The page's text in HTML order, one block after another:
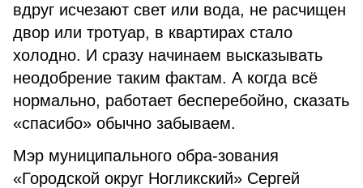
вдруг исчезают свет или вода, не расчищен
двор или тротуар, в квартирах стало
холодно. И сразу начинаем высказывать
неодобрение таким фактам. А когда всё
нормально, работает бесперебойно, сказать
«спасибо» обычно забываем.
Мэр муниципального обра-зования
«Городской округ Ногликский» Сергей